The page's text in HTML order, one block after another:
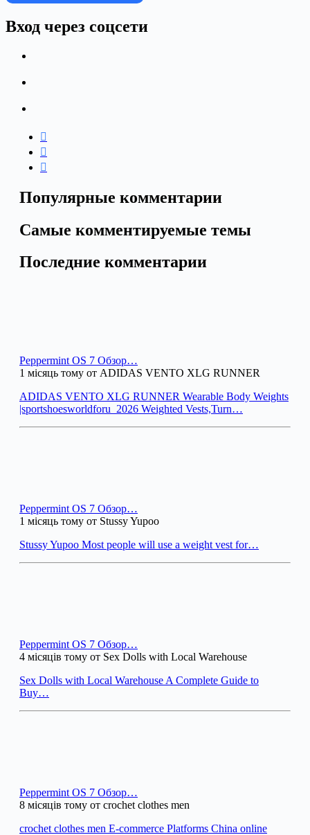
Вход через соцсети
Популярные комментарии
Самые комментируемые темы
Последние комментарии
Peppermint OS 7 Обзор…
1 місяць тому от ADIDAS VENTO XLG RUNNER
ADIDAS VENTO XLG RUNNER Wearable Body Weights
|sportshoesworldforu_2026 Weighted Vests,Turn…
Peppermint OS 7 Обзор…
1 місяць тому от Stussy Yupoo
Stussy Yupoo Most people will use a weight vest for…
Peppermint OS 7 Обзор…
4 місяців тому от Sex Dolls with Local Warehouse
Sex Dolls with Local Warehouse A Complete Guide to
Buy…
Peppermint OS 7 Обзор…
8 місяців тому от crochet clothes men
crochet clothes men E-commerce Platforms China online